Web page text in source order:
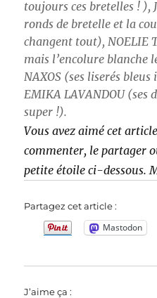
toujours ces bretelles ! ),
ronds de bretelle et la
changent tout), NOELIE
mais l’encolure blanche
NAXOS (ses liserés
EMIKA LAVANDOU (ses
super !).
Vous avez aimé cet
commenter, le partager
petite étoile ci-dessous.
Partagez cet article :
Mastodon
J’aime ça :